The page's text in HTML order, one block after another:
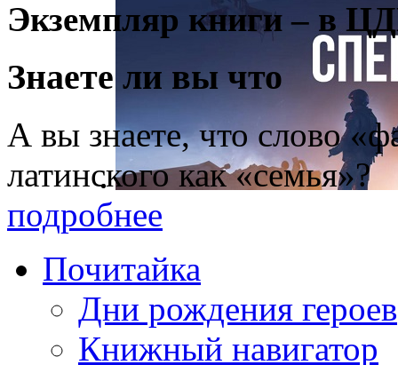
Экземпляр книги – в
Знаете ли вы что
А вы знаете, что слово
латинского как «семья»?
подробнее
Почитайка
Дни рождения героев
Книжный навигатор